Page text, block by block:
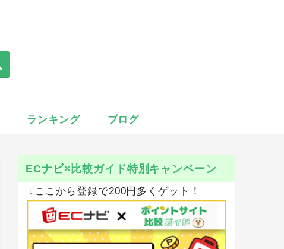
ランキング ブログ
ECナビ×比較ガイド特別キャンペーン
↓ここから登録で200円多くゲット！